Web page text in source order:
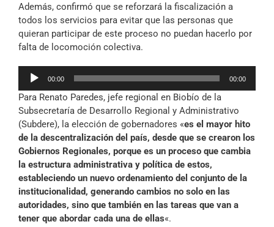
Además, confirmó que se reforzará la fiscalización a
todos los servicios para evitar que las personas que
quieran participar de este proceso no puedan hacerlo por
falta de locomoción colectiva.
Reproductor
audio
00:00 00:00
Para Renato Paredes, jefe regional en Biobío de la
Subsecretaría de Desarrollo Regional y Administrativo
(Subdere), la elección de gobernadores «es el mayor hito
de la descentralización del país, desde que se crearon los
Gobiernos Regionales, porque es un proceso que cambia
la estructura administrativa y política de estos,
estableciendo un nuevo ordenamiento del conjunto de la
institucionalidad, generando cambios no solo en las
autoridades, sino que también en las tareas que van a
tener que abordar cada una de ellas«.